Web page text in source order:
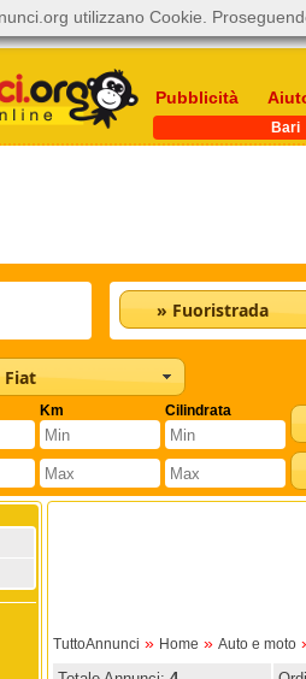
Pubblicità
Bari
» Fuoristrada
Fiat
Km Cilindrata
TuttoAnnunci » Home » Auto e moto
utilizzano Cookie.